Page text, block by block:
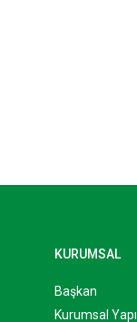
KURUMSAL
Başkan
Kurumsal Yapı